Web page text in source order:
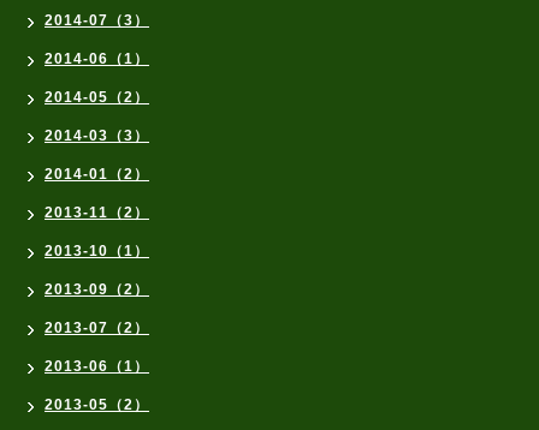
2014-07（3）
2014-06（1）
2014-05（2）
2014-03（3）
2014-01（2）
2013-11（2）
2013-10（1）
2013-09（2）
2013-07（2）
2013-06（1）
2013-05（2）